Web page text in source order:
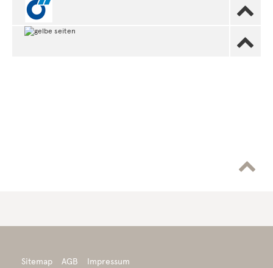



Sitemap AGB
Impressum